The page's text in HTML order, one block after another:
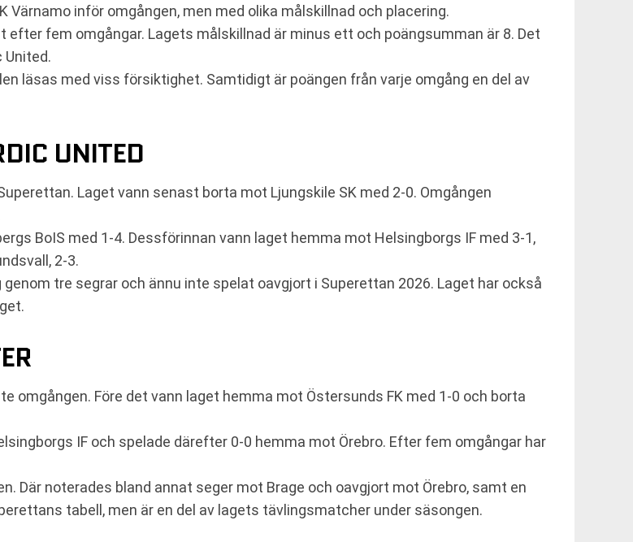
Värnamo inför omgången, men med olika målskillnad och placering.
fem omgångar. Lagets målskillnad är minus ett och poängsumman är 8. Det
United.
läsas med viss försiktighet. Samtidigt är poängen från varje omgång en del av
UNITED
Laget vann senast borta mot Ljungskile SK med 2-0. Omgången
BoIS med 1-4. Dessförinnan vann laget hemma mot Helsingborgs IF med 3-1,
2-3.
tre segrar och ännu inte spelat oavgjort i Superettan 2026. Laget har också
omgången. Före det vann laget hemma mot Östersunds FK med 1-0 och borta
IF och spelade därefter 0-0 hemma mot Örebro. Efter fem omgångar har
Där noterades bland annat seger mot Brage och oavgjort mot Örebro, samt en
tabell, men är en del av lagets tävlingsmatcher under säsongen.